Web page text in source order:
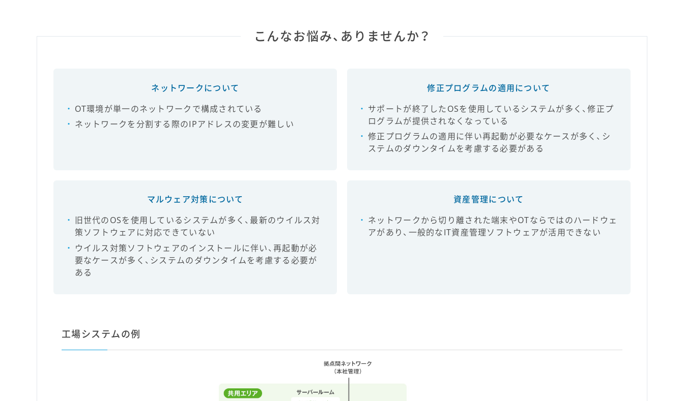
こんなお悩み、ありませんか？
ネットワークについて
OT環境が単一のネットワークで構成されている
ネットワークを分割する際のIPアドレスの変更が難しい
修正プログラムの適用について
サポートが終了したOSを使用しているシステムが多く、修正プ
ログラムが提供されなくなっている
修正プログラムの適用に伴い再起動が必要なケースが多く、シ
ステムのダウンタイムを考慮する必要がある
マルウェア対策について
旧世代のOSを使用しているシステムが多く、最新のウイルス対
策ソフトウェアに対応できていない
ウイルス対策ソフトウェアのインストールに伴い、再起動が必
要なケースが多く、システムのダウンタイムを考慮する必要が
ある
資産管理について
ネットワークから切り離された端末やOTならではのハードウェ
アがあり、一般的なIT資産管理ソフトウェアが活用できない
工場システムの例